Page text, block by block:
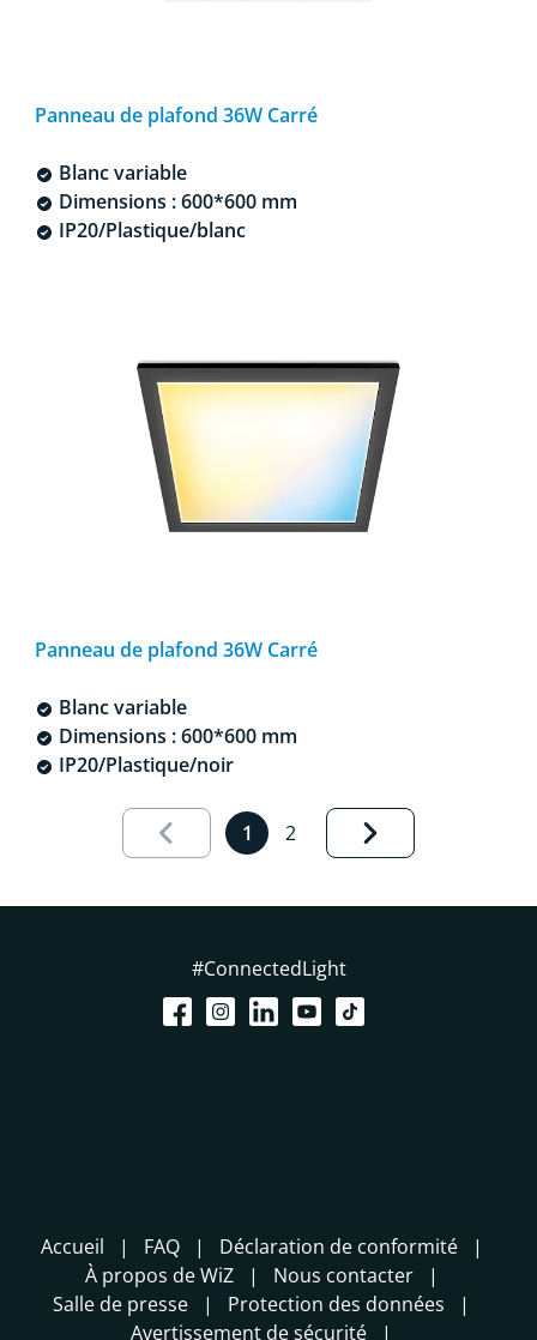
Panneau de plafond 36W Carré
Blanc variable
Dimensions : 600*600 mm
IP20/Plastique/blanc
Panneau de plafond 36W Carré
Blanc variable
Dimensions : 600*600 mm
IP20/Plastique/noir
Page de résultats 1 sur 2
1 2
#ConnectedLight
Accueil FAQ
Déclaration de conformité
À propos de WiZ
Nous contacter
Salle de presse
Protection des données
Avertissement de sécurité